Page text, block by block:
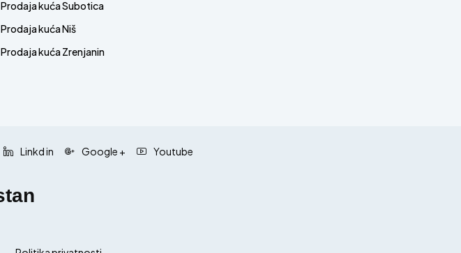
Prodaja kuća Subotica
Prodaja kuća Niš
Prodaja kuća Zrenjanin
Linkd in Google + Youtube